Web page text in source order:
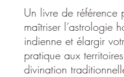
Un livre de référence
maîtriser l’astrologie
indienne et élargir
pratique aux
divination